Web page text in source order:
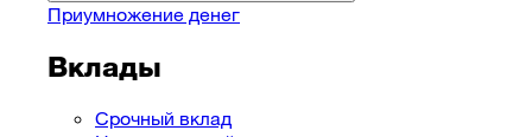
Приумножение денег
Вклады
Срочный вклад